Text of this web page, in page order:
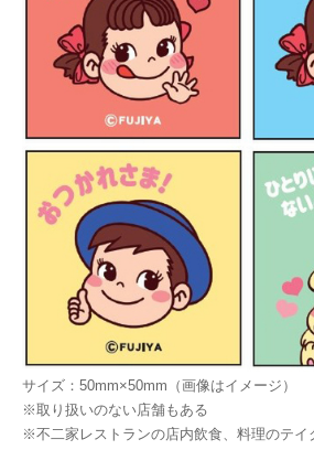
サイズ：50mm×50mm（画像はイメージ）
※取り扱いのない店舗もある
※不二家レストランの店内飲食、料理のテイ